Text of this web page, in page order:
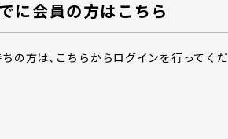
に会員の方はこちら
の方は、こちらからログインを行ってくだ